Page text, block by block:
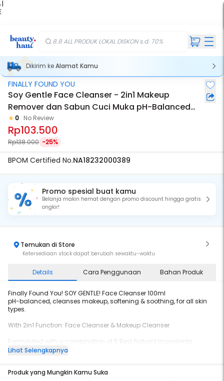
|
8.8 ALL PRODUK LOKAL DISKON s.d. 70%
Dikirim keAlamat Kamu
FINALLY FOUND YOU
Soy Gentle Face Cleanser - 2in1 Makeup
Remover dan Sabun Cuci Muka pH-Balanced
Untuk Semua Jenis Kulit 100mL
0 No Review
Rp103.500
Rp138.000 -25%
BPOM Certified No.NA18232000389
Promo spesial buat kamu
Belanja makin hemat dengan promo discount hingga gratis
ongkir!
Temukan di Store
Ketersediaan stock dapat berubah sewaktu-waktu
Details Cara Penggunaan Bahan Produk
Finally Found You! SOY GENTLE! Face Cleanser 100ml
pH-balanced, cleanses makeup, softening & soothing, for all skin
types.
With 2in1 Function: Face Cleanser & Makeup Cleanser
Formulated with a combination of 5 Best Natural Ingredients :
Soybean, Cucumber and Olive Leaf Extract, Rosewater and
Soy series ini bisa dipakai dan aman untuk semua jenis kulit, bisa
Lihat Selengkapnya
Produk yang Mungkin Kamu Suka